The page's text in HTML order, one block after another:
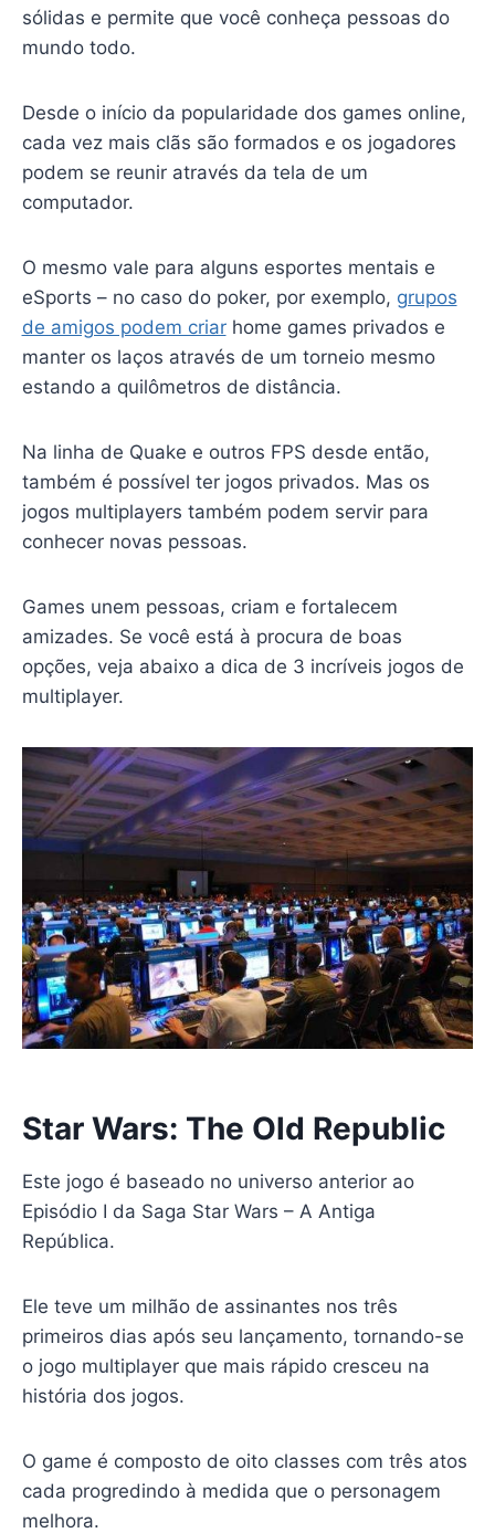
sólidas e permite que você conheça pessoas do
mundo todo.
Desde o início da popularidade dos games online,
cada vez mais clãs são formados e os jogadores
podem se reunir através da tela de um
computador.
O mesmo vale para alguns esportes mentais e
eSports – no caso do poker, por exemplo, grupos
de amigos podem criarhome games privados e
manter os laços através de um torneio mesmo
estando a quilômetros de distância.
Na linha de Quake e outros FPS desde então,
também é possível ter jogos privados. Mas os
jogos multiplayers também podem servir para
conhecer novas pessoas.
Games unem pessoas, criam e fortalecem
amizades. Se você está à procura de boas
opções, veja abaixo a dica de 3 incríveis jogos de
multiplayer.
Star Wars: The Old Republic
Este jogo é baseado no universo anterior ao
Episódio I da Saga Star Wars – A Antiga
República.
Ele teve um milhão de assinantes nos três
primeiros dias após seu lançamento, tornando-se
o jogo multiplayer que mais rápido cresceu na
história dos jogos.
O game é composto de oito classes com três atos
cada progredindo à medida que o personagem
melhora.